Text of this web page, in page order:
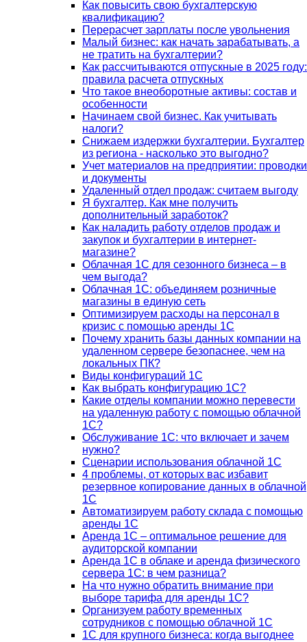
Как повысить свою бухгалтерскую
квалификацию?
Перерасчет зарплаты после увольнения
Малый бизнес: как начать зарабатывать, а
не тратить на бухгалтерии?
Как рассчитываются отпускные в 2025 году:
правила расчета отпускных
Что такое внеоборотные активы: состав и
особенности
Начинаем свой бизнес. Как учитывать
налоги?
Снижаем издержки бухгалтерии. Бухгалтер
из региона - насколько это выгодно?
Учет материалов на предприятии: проводки
и документы
Удаленный отдел продаж: считаем выгоду
Я бухгалтер. Как мне получить
дополнительный заработок?
Как наладить работу отделов продаж и
закупок и бухгалтерии в интернет-
магазине?
Облачная 1С для сезонного бизнеса – в
чем выгода?
Облачная 1С: объединяем розничные
магазины в единую сеть
Оптимизируем расходы на персонал в
кризис с помощью аренды 1С
Почему хранить базы данных компании на
удаленном сервере безопаснее, чем на
локальных ПК?
Виды конфигураций 1С
Как выбрать конфигурацию 1С?
Какие отделы компании можно перевести
на удаленную работу с помощью облачной
1С?
Обслуживание 1С: что включает и зачем
нужно?
Сценарии использования облачной 1С
4 проблемы, от которых вас избавит
резервное копирование данных в облачной
1С
Автоматизируем работу склада с помощью
аренды 1С
Аренда 1С – оптимальное решение для
аудиторской компании
Аренда 1С в облаке и аренда физического
сервера 1С: в чем разница?
На что нужно обратить внимание при
выборе тарифа для аренды 1С?
Организуем работу временных
сотрудников с помощью облачной 1С
1С для крупного бизнеса: когда выгоднее